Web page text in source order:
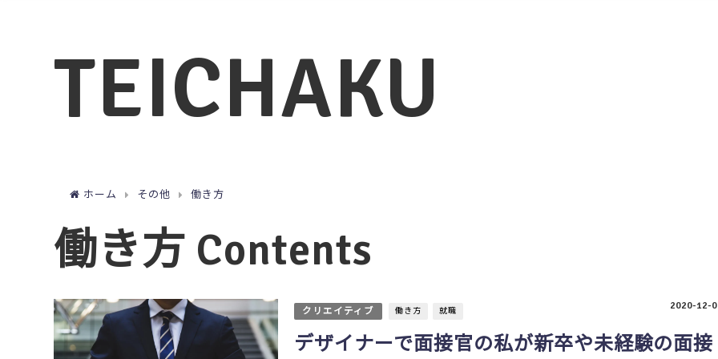
TEICHAKU
ホーム その他 働き方
働き方 Contents
クリエイティブ 働き方 就職
デザイナーで面接官の私が新卒や未経験の面接
2020-12-